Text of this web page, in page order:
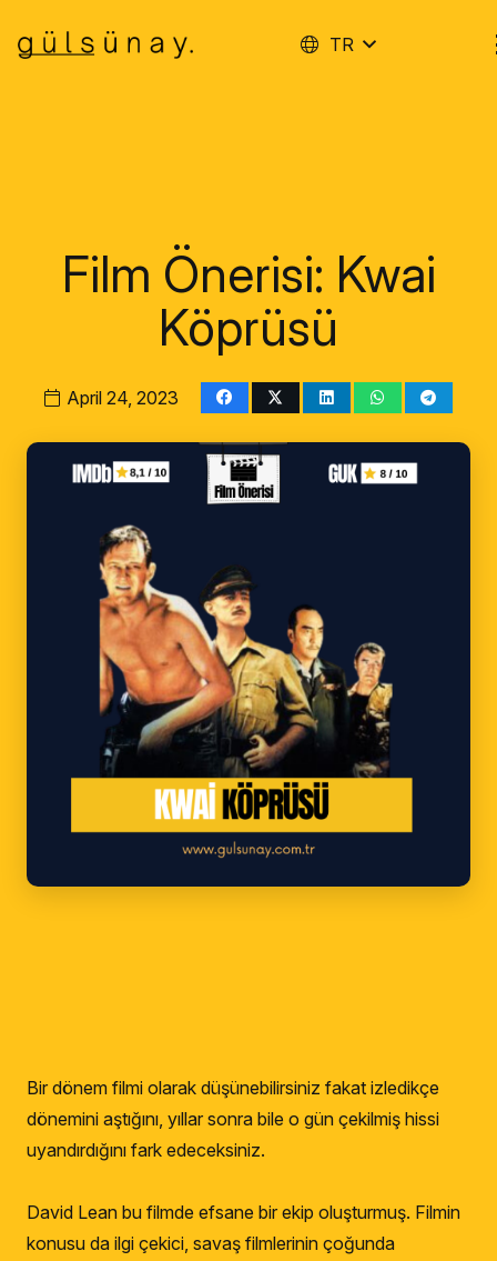
TR
Film Önerisi: Kwai
Köprüsü
April 24, 2023
Bir dönem filmi olarak düşünebilirsiniz fakat izledikçe
dönemini aştığını, yıllar sonra bile o gün çekilmiş hissi
uyandırdığını fark edeceksiniz.
David Lean bu filmde efsane bir ekip oluşturmuş. Filmin
konusu da ilgi çekici, savaş filmlerinin çoğunda